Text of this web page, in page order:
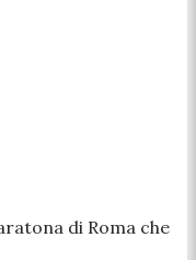
di Roma che